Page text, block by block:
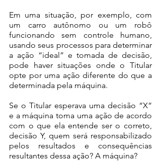
Em uma situação, por exemplo, com
um carro autônomo ou um robô
funcionando sem controle humano,
usando seus processos para determinar
a ação “ideal” e tomada de decisão,
pode haver situações onde o Titular
opte por uma ação diferente do que a
determinada pela máquina.
Se o Titular esperava uma decisão “X”
e a máquina toma uma ação de acordo
com o que ela entende ser o correto,
decisão Y, quem será responsabilizado
pelos resultados e consequências
resultantes dessa ação? A máquina?